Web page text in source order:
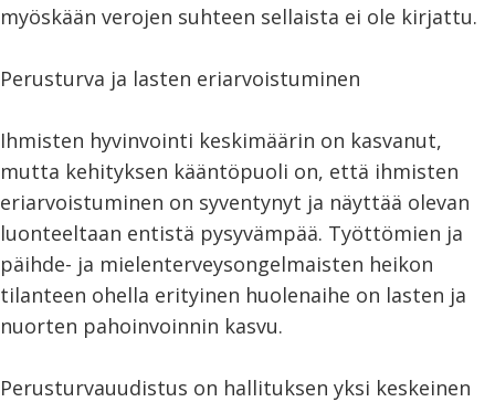
myöskään verojen suhteen sellaista ei ole kirjattu.
Perusturva ja lasten eriarvoistuminen
Ihmisten hyvinvointi keskimäärin on kasvanut,
mutta kehityksen kääntöpuoli on, että ihmisten
eriarvoistuminen on syventynyt ja näyttää olevan
luonteeltaan entistä pysyvämpää. Työttömien ja
päihde- ja mielenterveysongelmaisten heikon
tilanteen ohella erityinen huolenaihe on lasten ja
nuorten pahoinvoinnin kasvu.
Perusturvauudistus on hallituksen yksi keskeinen